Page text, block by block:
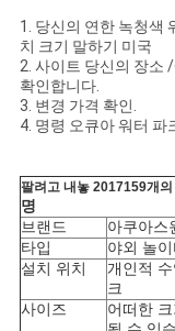
1. 당신의 연한 녹청색
치 크기 말하기 미국
2. 사이트 당신의 장소
확인합니다.
3. 변경 가격 확인.
4. 명령 오큐아워터 파
팔려고 내놓 2017159개의
명
브랜드
아쿠아스
타입
야외 놀
설치 위치
개인적
크
사이즈
어떠한